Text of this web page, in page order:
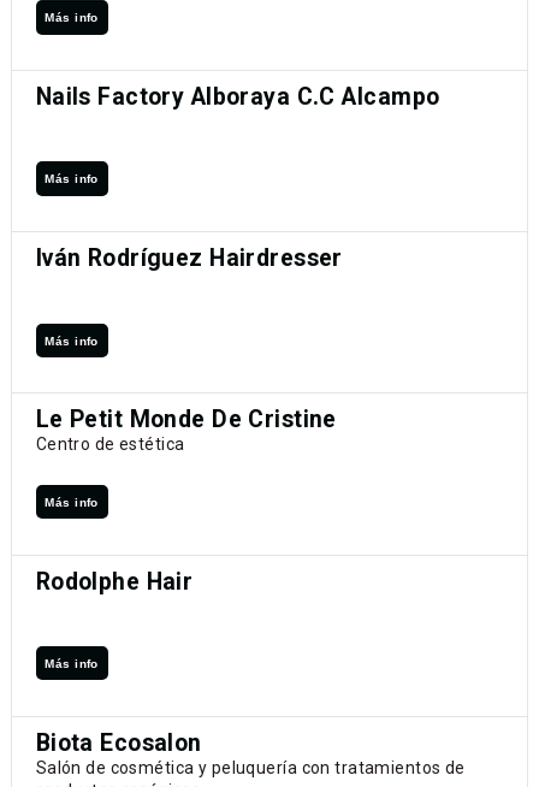
Más info
Nails Factory Alboraya C.C Alcampo
Más info
Iván Rodríguez Hairdresser
Más info
Le Petit Monde De Cristine
Centro de estética
Más info
Rodolphe Hair
Más info
Biota Ecosalon
Salón de cosmética y peluquería con tratamientos de